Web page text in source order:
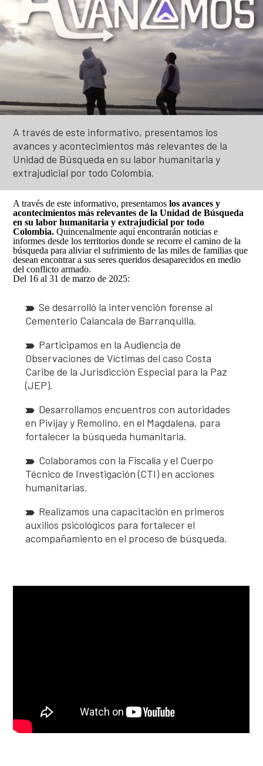
Abecé de la Unidad de Búsqueda
Información de la entidad
Entes y autoridades que vigilan
Otras entidades relacionadas
Solicitud de búsqueda | Entrega de información
Peticiones, Quejas, Reclamos, Sugerencias y/o
Denuncias
Preguntas frecuentes
Notificaciones por aviso
Notificaciones disciplinarias
Banco de hojas de vida
Descripción general
Diagnóstico de necesidades y problemas
Presupuesto participativo
Contacto ciudadano
Rendición de cuentas – UBPD
Control social
Colaboración e innovación
Lineamientos de participación en la búsqueda
Ruta de participación en la búsqueda
Banco de Iniciativas – Red de Apoyo Operativo para
la Búsqueda
Así avanzamos
ASÍ BUSCAMOS
Plan Nacional de Búsqueda
Planes Regionales de Búsqueda
Seguimiento a los Planes Regionales de Búsqueda
Sistema Nacional de Búsqueda
Pactos Regionales de Búsqueda
Universo de personas dadas por desaparecidas
Estándares para la Búsqueda de Personas
Desaparecidas
Listado de personas dadas por desaparecidas
Mapa de lugares de interés forense para la
Mapa de personas buscadoras según solicitudes de
Generación de conocimiento para la búsqueda
HISTORIAS
Podcast
Especiales
TU FECHA, NUESTRA FECHA
Buscar
en
el
portal
A través de este informativo, presentamos los
avances y acontecimientos más relevantes de la
Unidad de Búsqueda en su labor humanitaria y
extrajudicial por todo Colombia.
A través de este informativo, presentamoslos avances y
acontecimientos más relevantes de la Unidad de Búsqueda
en su labor humanitaria y extrajudicial por todo
Colombia. Quincenalmente aquí encontrarán noticias e
informes desde los territorios donde se recorre el camino de la
búsqueda para aliviar el sufrimiento de las miles de familias que
desean encontrar a sus seres queridos desaparecidos en medio
del conflicto armado.
Del 16 al 31 de marzo de 2025:
Se desarrolló la intervención forense al
Cementerio Calancala de Barranquilla.
Participamos en la Audiencia de
Observaciones de Víctimas del caso Costa
Caribe de la Jurisdicción Especial para la Paz
(JEP).
Desarrollamos encuentros con autoridades
en Pivijay y Remolino, en el Magdalena, para
fortalecer la búsqueda humanitaria.
Colaboramos con la Fiscalía y el Cuerpo
Técnico de Investigación (CTI) en acciones
humanitarias.
Realizamos una capacitación en primeros
auxilios psicológicos para fortalecer el
acompañamiento en el proceso de búsqueda.